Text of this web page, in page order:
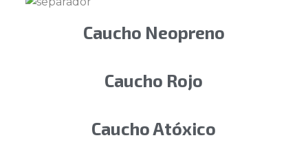
Caucho Neopreno
Caucho Rojo
Caucho Atóxico